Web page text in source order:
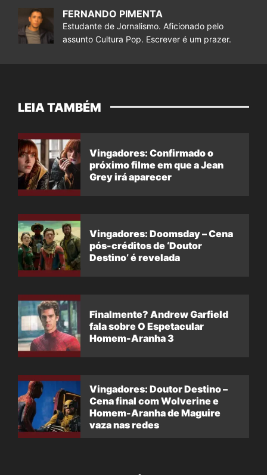
FERNANDO PIMENTA
Estudante de Jornalismo. Aficionado pelo
assunto Cultura Pop. Escrever é um prazer.
LEIA TAMBÉM
Vingadores: Confirmado o
próximo filme em que a Jean
Grey irá aparecer
Vingadores: Doomsday – Cena
pós-créditos de ‘Doutor
Destino’ é revelada
Finalmente? Andrew Garfield
fala sobre O Espetacular
Homem-Aranha 3
Vingadores: Doutor Destino –
Cena final com Wolverine e
Homem-Aranha de Maguire
vaza nas redes